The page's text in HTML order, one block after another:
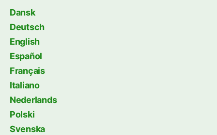
Dansk
Deutsch
English
Español
Français
Italiano
Nederlands
Polski
Svenska